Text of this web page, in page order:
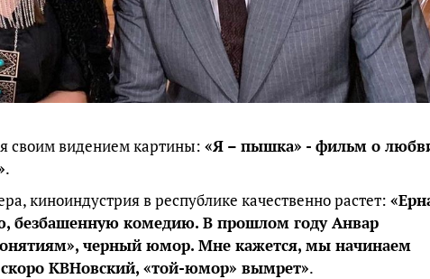
своим видением картины: «Я – пышка» - фильм о
.
киноиндустрия в республике качественно растет:
безбашенную комедию. В прошлом году Анвар
черный юмор. Мне кажется, мы начинаем
КВНовский, «той-юмор» вымрет».